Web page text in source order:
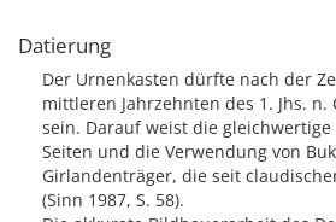
Datierung
Der Urnenkasten dürfte nach der
mittleren Jahrzehnten des 1. Jhs.
sein. Darauf weist die
Seiten und die Verwendung von
Girlandenträger, die seit
(Sinn 1987, S. 58).